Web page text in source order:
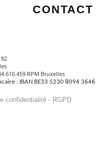
CONTACT
RPM Bruxelles
: IBAN BE33 5230 8094 3646
confidentialité - RGPD